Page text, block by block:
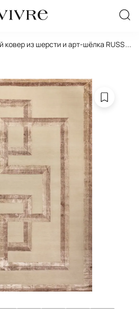
ковер из шерсти и арт-шёлка RUSSEL...